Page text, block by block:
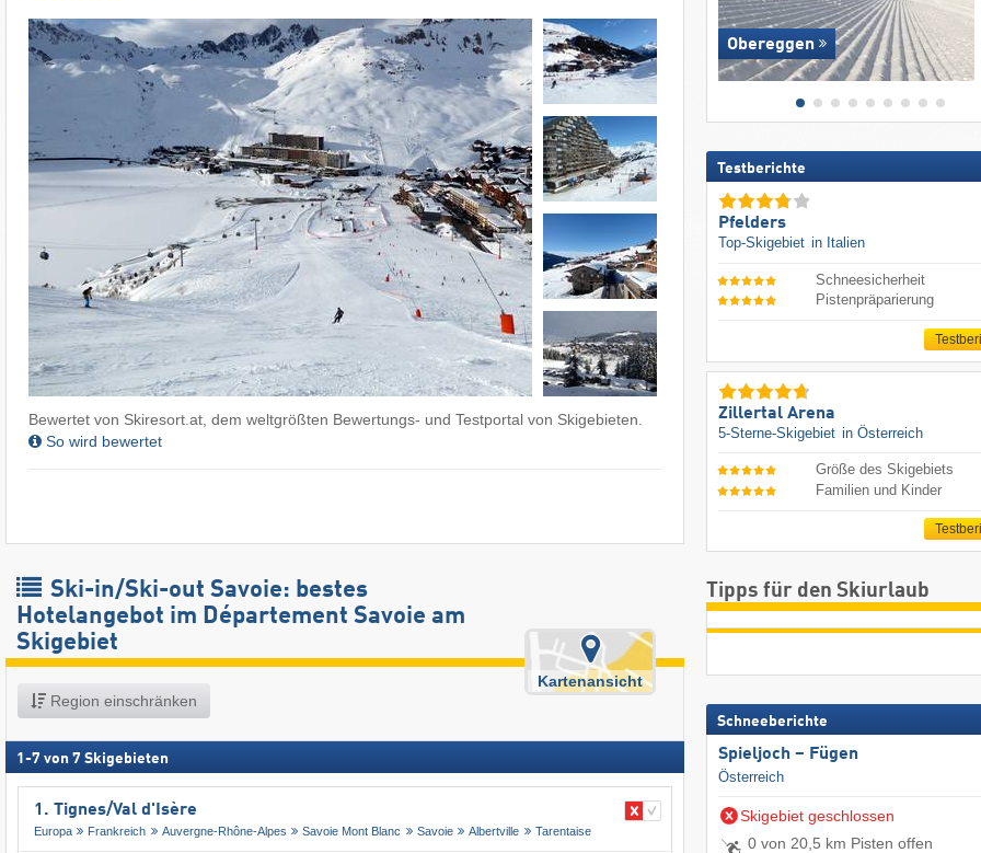
Bewertet von Skiresort.at, dem weltgrößten Bewertungs- und Testportal von Skigebieten.
So wird bewertet
Ski-in/Ski-out Savoie: bestes
Hotelangebot im Département Savoie am
Skigebiet
Region einschränken
Kartenansicht
1 -7 von 7 Skigebieten
1. Tignes/​Val d'Isère
Europa Frankreich Auvergne-Rhône-Alpes Savoie Mont Blanc Savoie Albertville Tarentaise
Obereggen
Testberichte
Pfelders
Top-Skigebiet in Italien
Schneesicherheit
Pistenpräparierung
Zillertal Arena
5-Sterne-Skigebiet in Österreich
Größe des Skigebiets
Familien und Kinder
Tipps für den Skiurlaub
Schneeberichte
Spieljoch – Fügen
Österreich
Skigebiet geschlossen
0 von 20,5 km Pisten offen